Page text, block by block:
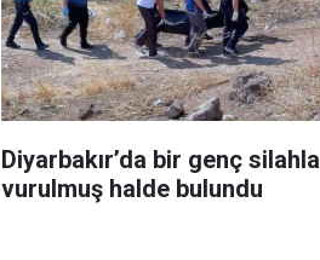
Diyarbakır’da bir genç silahla
vurulmuş halde bulundu